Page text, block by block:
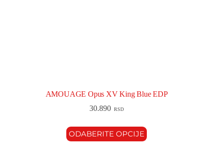
AMOUAGE Opus XV King Blue EDP
30.890 RSD
ODABERITE OPCIJE